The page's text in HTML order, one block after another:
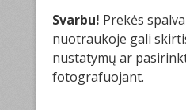
Svarbu! Prekės
nuotraukoje gali
nustatymų ar
fotografuojant.